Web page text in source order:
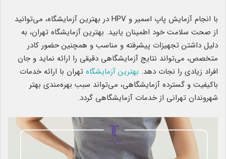
با انجام آزمایش پاپ اسمیر و HPV در بهترین آزمایشگاه، می‌توانید
از صحت سلامت خود اطمینان یابید. بهترین آزمایشگاه تهران، به
دلیل داشتن تجهیزات پیشرفته و مناسب و همچنین حضور کادر
متخصص، می‌تواند نتایج آزمایشگاهی دقیقی را ارائه نماید و جان
افراد زیادی را نجات دهد. بهترین آزمایشگاه تهران با ارائه خدمات
باکیفیت و گسترده آزمایشگاهی، می‌تواند سبب بهره‌مندی بهتر
شهروندان تهرانی از خدمات آزمایشگاهی گردد.